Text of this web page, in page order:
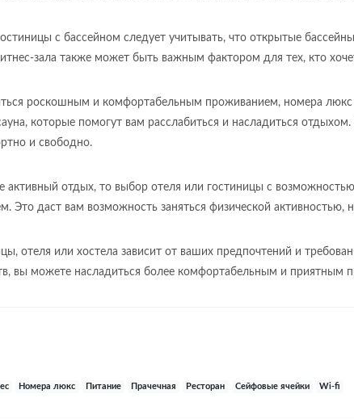
с бассейном следует учитывать, что открытые
зала также может быть важным фактором для тех, кто
роскошным и комфортабельным проживанием, номера
которые помогут вам расслабиться и насладиться
и свободно.
активный отдых, то выбор отеля или гостиницы с
Это даст вам возможность заняться физической активностью,
отеля или хостела зависит от ваших предпочтений и
вы можете насладиться более комфортабельным и приятным
Номера люкс Питание Прачечная Ресторан Сейфовые ячейки Wi-fi